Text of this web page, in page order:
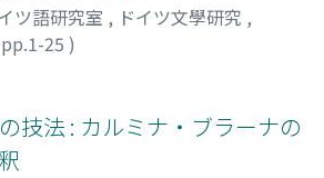
ツ語研究室 , ドイツ文學研究 ,
pp.1-25 )
技法 : カルミナ・ブラーナの